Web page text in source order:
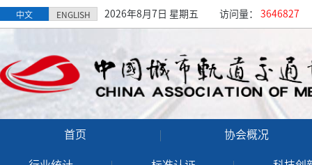
中文 ENGLISH 2026年8月7日 星期五 访问量： 3646827
首页 协会概况